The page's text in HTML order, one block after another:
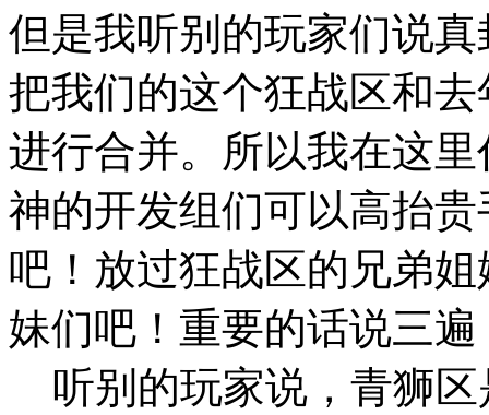
但是我听别的玩家们说
把我们的这个狂战区和
进行合并。所以我在这
神的开发组们可以高抬
吧！放过狂战区的兄弟
妹们吧！重要的话说三遍
听别的玩家说，青狮区